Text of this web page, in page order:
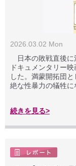
2026.03.02 Mon
日本の敗戦直後に
ドキュメンタリー
した。満蒙開拓団
絶な性暴力の犠牲に
続きを見る>